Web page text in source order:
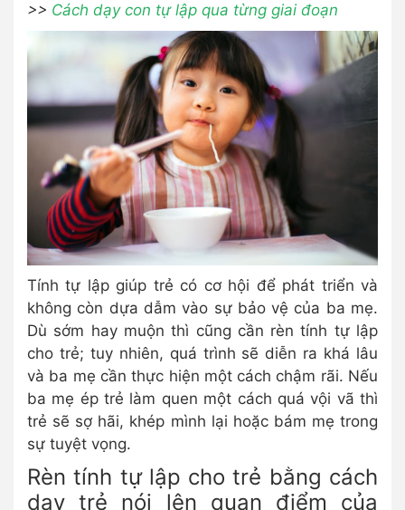
>> Cách dạy con tự lập qua từng giai đoạn
Tính tự lập giúp trẻ có cơ hội để phát triển và
không còn dựa dẫm vào sự bảo vệ của ba mẹ.
Dù sớm hay muộn thì cũng cần rèn tính tự lập
cho trẻ; tuy nhiên, quá trình sẽ diễn ra khá lâu
và ba mẹ cần thực hiện một cách chậm rãi. Nếu
ba mẹ ép trẻ làm quen một cách quá vội vã thì
trẻ sẽ sợ hãi, khép mình lại hoặc bám mẹ trong
sự tuyệt vọng.
Rèn tính tự lập cho trẻ bằng cách
dạy trẻ nói lên quan điểm của